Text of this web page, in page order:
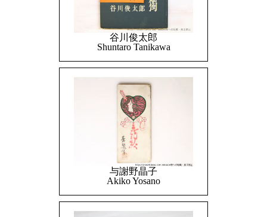
谷川俊太郎
Shuntaro Tanikawa
与謝野晶子
Akiko Yosano